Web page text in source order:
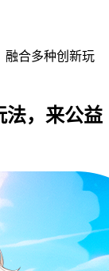
融合多种创新玩
法，来公益